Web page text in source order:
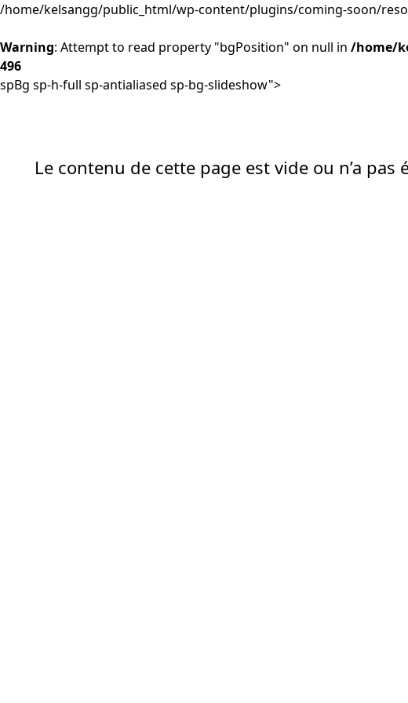
/home/kelsangg/public_html/wp-content/plugins/coming-soon/
Warning: Attempt to read property "bgPosition" on null in /home/
496
spBg sp-h-full sp-antialiased sp-bg-slideshow">
Le contenu de cette page est vide ou n’a